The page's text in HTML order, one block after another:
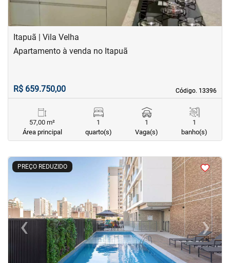
Itapuã | Vila Velha
Código. 13396
Código. 13396
Apartamento à venda no Itapuã
R$ 659.750,00
57,00 m²
Área principal
1
quarto(s)
1
Vaga(s)
1
banho(s)
PREÇO REDUZIDO
<<<
‹Previous ›Next